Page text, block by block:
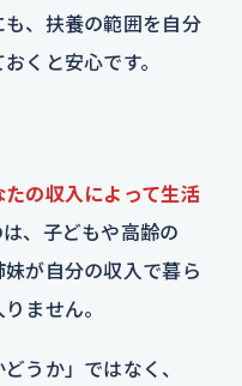
、扶養の範囲を自分
くと安心です。
の収入によって生活
、子どもや高齢の
が自分の収入で暮ら
ません。
うか」ではなく、